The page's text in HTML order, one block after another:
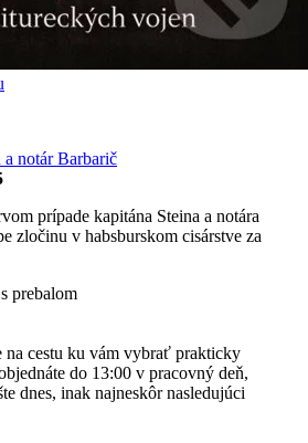
notár Barbarič
prípade kapitána Steina a notára
zločinu v habsburskom cisárstve za
prebalom
na cestu ku vám vybrať prakticky
do 13:00 v pracovný deň,
dnes, inak najneskôr nasledujúci